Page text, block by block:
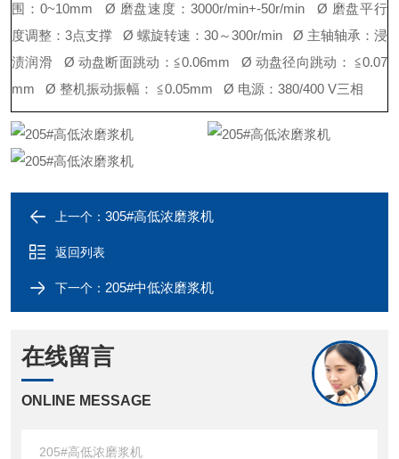
围 ： 0~10mm Ø 磨盘速度 ： 3000r/min+-50r/minØ 磨盘平行
度调整 ： 3点支撑 Ø 螺旋转速 ： 30～300r/min Ø 主轴轴承：浸
渍润滑 Ø 动盘断面跳动 ： ≦0.06mm Ø 动盘径向跳动 ： ≦0.07
mm Ø 整机振动振幅 ： ≦0.05mm Ø 电源 ： 380/400 V三相
上一个： 305#高低浓磨浆机
返回列表
下一个： 205#中低浓磨浆机
在线留言
ONLINE MESSAGE